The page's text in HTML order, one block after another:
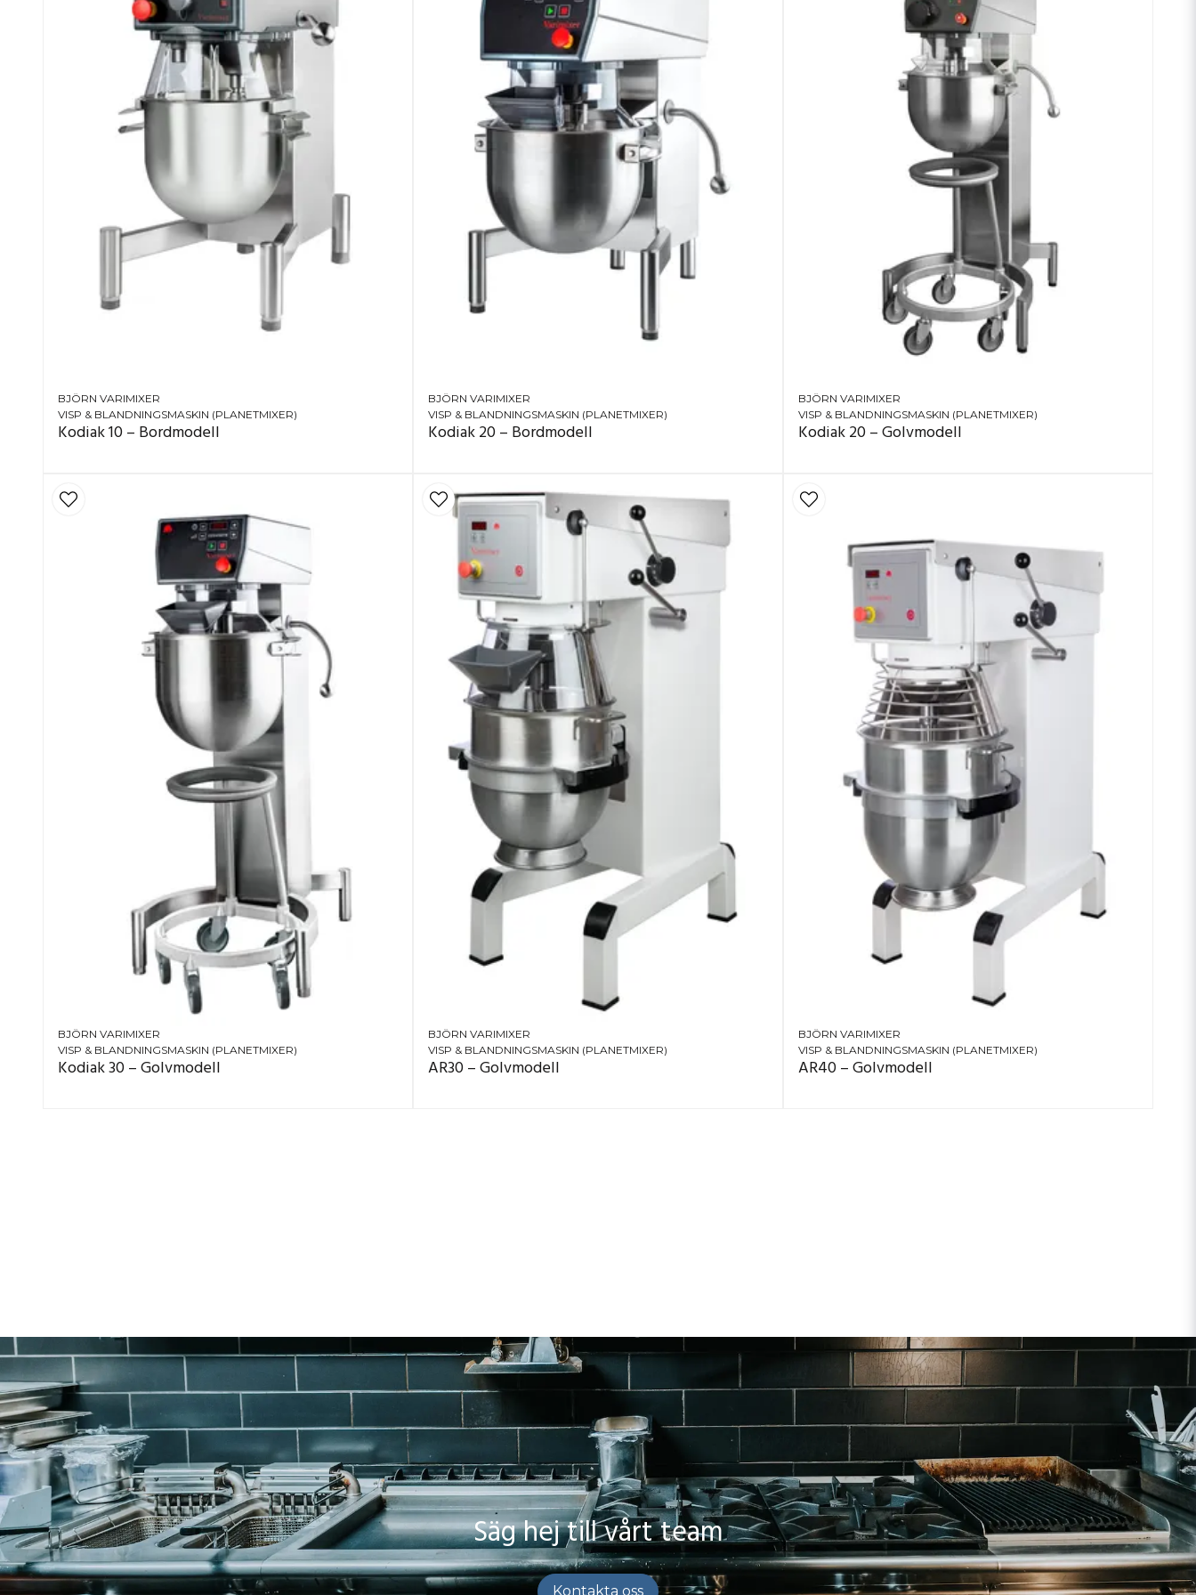
Rostfri konstruktion som tål daglig rengöring
Nödstopp placerat på fronten för snabb åtkomst
Robust verktygspaket i rostfritt stål: visp, krok, blandspade, bunke
AR-serien har pulverbeläggning som standard och kan uppgraderas till
Nödstopp placerat framtill för snabb åtkomst
Ergonomisk design med kittelvagn (tillval) som minimerar tunga lyft
Luftig vispning (grädde, äggvita): ca 9–15 liter
Köttfärs: 45 kg
BJÖRN VARIMIXER
VISP & BLANDNINGSMASKIN (PLANETMIXER)
Kodiak 10 – Bordmodell
BJÖRN VARIMIXER
VISP & BLANDNINGSMASKIN (PLANETMIXER)
Kodiak 20 – Bordmodell
BJÖRN VARIMIXER
VISP & BLANDNINGSMASKIN (PLANETMIXER)
Kodiak 20 – Golvmodell
BJÖRN VARIMIXER
VISP & BLANDNINGSMASKIN (PLANETMIXER)
Kodiak 30 – Golvmodell
BJÖRN VARIMIXER
VISP & BLANDNINGSMASKIN (PLANETMIXER)
AR30 – Golvmodell
BJÖRN VARIMIXER
VISP & BLANDNINGSMASKIN (PLANETMIXER)
AR40 – Golvmodell
Säg hej till vårt team
Kontakta oss